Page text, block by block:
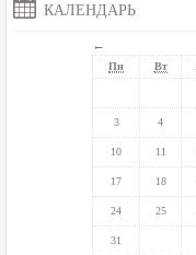
КАЛЕНДАРЬ
←
Пн Вт
3 4
10 11
17 18
24 25
31